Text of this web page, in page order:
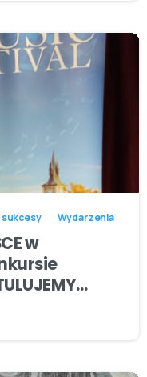
sukcesy Wydarzenia
w